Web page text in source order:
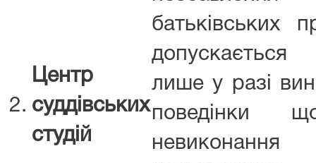
2.
Центр
суддівських
студій
батьківських
допускається
лише у разі
поведінки
невиконання